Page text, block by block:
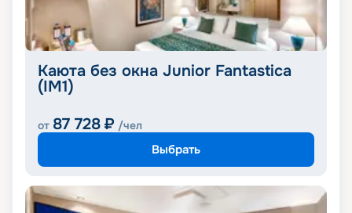
Каюта без окна Junior Fantastica
(IM1)
от 87 728 ₽ /чел
Выбрать